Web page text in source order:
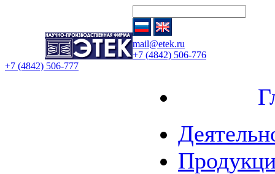
mail@etek.ru
+7 (4842) 506-776
+7 (4842) 506-777